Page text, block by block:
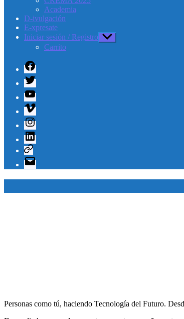
submenú
Academia
D-ivulgación
E-xpresate
Iniciar sesión / Registro Mostrar
el
Carrito
Facebook
Twitter
Youtube
Vimeo
Instagram
Linkedin
Telegram
Correo
electrónico
Personas como tú, haciendo Tecnología del Futuro.